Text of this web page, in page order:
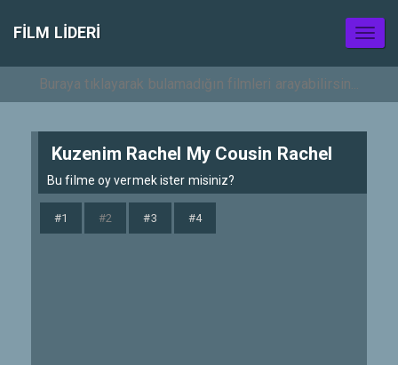
FILM LIDERI
Kuzenim Rachel My Cousin Rachel
Bu filme oy vermek ister misiniz?
#1 #2 #3 #4